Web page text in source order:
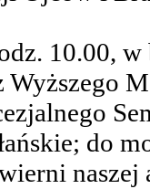
10.00,
Wyższego
do